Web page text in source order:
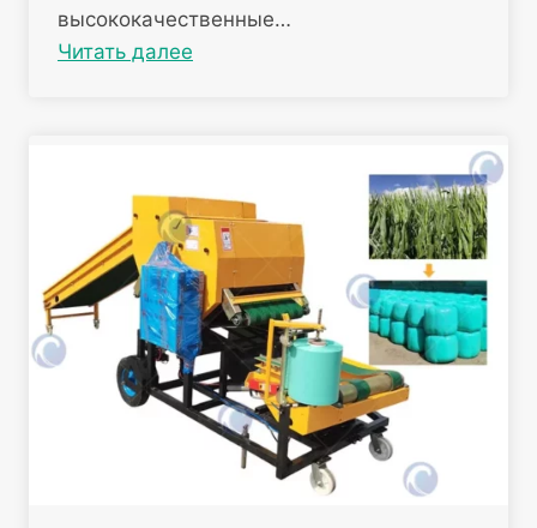
высококачественные…
Читать далее